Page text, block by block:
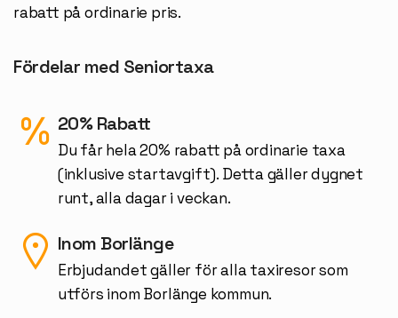
rabatt på ordinarie pris.
Fördelar med Seniortaxa
20% Rabatt
Du får hela 20% rabatt på ordinarie taxa
(inklusive startavgift). Detta gäller dygnet
runt, alla dagar i veckan.
Inom Borlänge
Erbjudandet gäller för alla taxiresor som
utförs inom Borlänge kommun.